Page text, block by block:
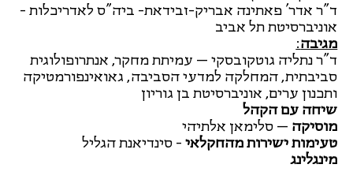
ד"ר אדר' פאתינה אבריק-זבידאת- ביה"ס לאדריכלות -
אוניברסיטת תל אביב
מגיבה:
ד"ר נתליה גוטקובסקי – עמיתת מחקר, אנתרופולוגית
סביבתית, המחלקה למדעי הסביבה, גאואינפורמטיקה
ותכנון ערים, אוניברסיטת בן גוריון
שיחה עם הקהל
מוסיקה – סלימאן אלתיהי
טעימות ישירות מהחקלאי - סינדיאנת הגליל
מינגלינג